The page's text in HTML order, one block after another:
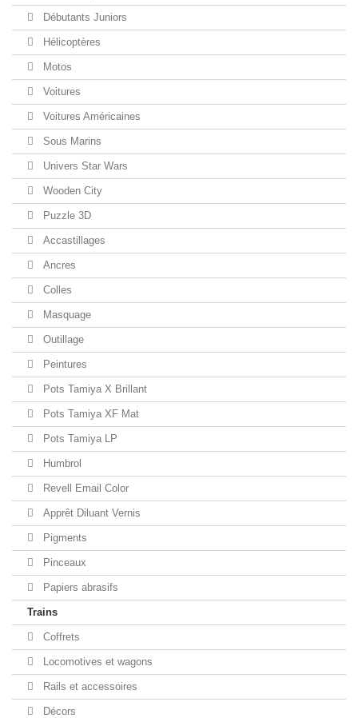
Débutants Juniors
Hélicoptères
Motos
Voitures
Voitures Américaines
Sous Marins
Univers Star Wars
Wooden City
Puzzle 3D
Accastillages
Ancres
Colles
Masquage
Outillage
Peintures
Pots Tamiya X Brillant
Pots Tamiya XF Mat
Pots Tamiya LP
Humbrol
Revell Email Color
Apprêt Diluant Vernis
Pigments
Pinceaux
Papiers abrasifs
Trains
Coffrets
Locomotives et wagons
Rails et accessoires
Décors